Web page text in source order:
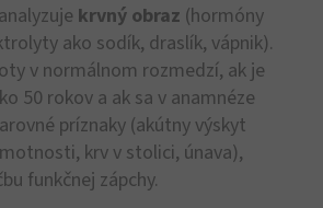
krvný obraz (hormóny
ako sodík, draslík, vápnik).
v normálnom rozmedzí, ak je
50 rokov a ak sa v anamnéze
príznaky (akútny výskyt
krv v stolici, únava),
funkčnej zápchy.